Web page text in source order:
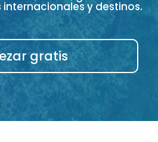
y destinos.
gratis